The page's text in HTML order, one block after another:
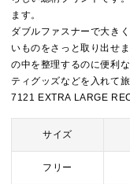
ます。
ダブルファスナーで大き
いものをさっと取り出せ
の中を整理するのに便利
ティグッズなどを入れて
7121 EXTRA LARGE
サイズ
フリー